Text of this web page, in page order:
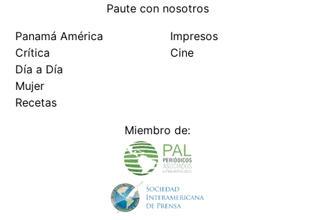
Paute con nosotros
Panamá América
Crítica
Día a Día
Mujer
Recetas
Impresos
Cine
Miembro de: